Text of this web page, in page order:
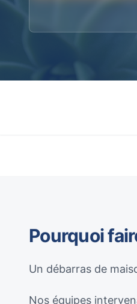
Pourquoi
Un débarras de
Nos équipes